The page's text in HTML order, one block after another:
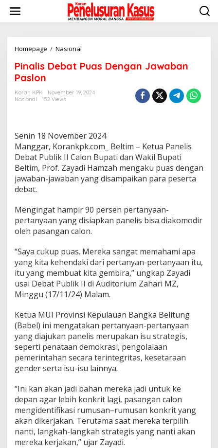
konten
Homepage / Nasional
Puas
Paslon
Pinalis Debat Puas Dengan Jawaban
Paslon
Koran KPK
November 19, 2024
Nasional
152 Views
Senin 18 November 2024
Manggar, Korankpk.com_ Beltim – Ketua Panelis
Debat Publik II Calon Bupati dan Wakil Bupati
Beltim, Prof. Zayadi Hamzah mengaku puas dengan
jawaban-jawaban yang disampaikan para peserta
debat.
Mengingat hampir 90 persen pertanyaan-
pertanyaan yang disiapkan panelis bisa diakomodir
oleh pasangan calon.
“Saya cukup puas. Mereka sangat memahami apa
yang kita kehendaki dari pertanyan-pertanyaan itu,
itu yang membuat kita gembira,” ungkap Zayadi
usai Debat Publik II di Auditorium Zahari MZ,
Minggu (17/11/24) Malam.
Ketua MUI Provinsi Kepulauan Bangka Belitung
(Babel) ini mengatakan pertanyaan-pertanyaan
yang diajukan panelis merupakan isu strategis,
seperti penataan demokrasi, pengolalaan
pemerintahan secara terintegritas, kesetaraan
gender serta isu-isu lainnya.
“Ini kan akan jadi bahan mereka jadi untuk ke
depan agar lebih konkrit lagi, pasangan calon
mengidentifikasi rumusan–rumusan konkrit yang
akan dikerjakan. Terutama saat mereka terpilih
nanti, langkah-langkah strategis yang nanti akan
mereka kerjakan,” ujar Zayadi.